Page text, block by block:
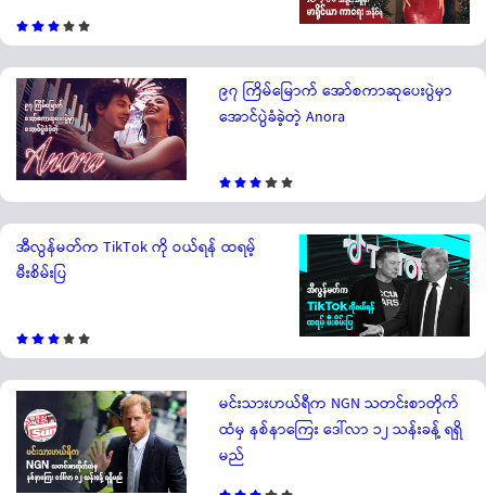
၉၇ ကြိမ်မြောက် အော်စကာဆုပေးပွဲမှာ
အောင်ပွဲခံခဲ့တဲ့ Anora
အီလွန်မတ်က TikTok ကို ဝယ်ရန် ထရမ့်
မီးစိမ်းပြ
မင်းသားဟယ်ရီက NGN သတင်းစာတိုက်
ထံမှ နစ်နာကြေး ဒေါ်လာ ၁၂ သန်းခန့် ရရှိ
မည်